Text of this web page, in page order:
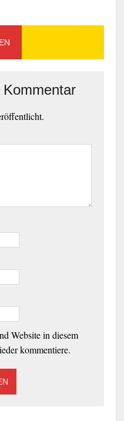
Website in diesem
kommentiere.